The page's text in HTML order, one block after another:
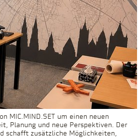
MIC.MIND.SET um einen neuen
Planung und neue Perspektiven. Der
schafft zusätzliche Möglichkeiten,